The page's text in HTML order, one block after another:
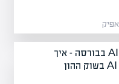
בינה מלאכותית AI בבורסה – איך